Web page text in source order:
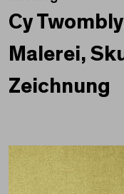
Cy
Malerei,
Zeichnung